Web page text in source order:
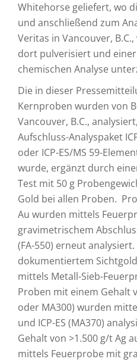
Whitehorse geliefert, wo
und anschließend zum
Veritas in Vancouver,
dort pulverisiert und
chemischen Analyse
Die in dieser
Kernproben wurden von
Vancouver, B.C.,
Aufschluss-Analyspaket
oder ICP-ES/MS 59-
wurde, ergänzt durch
Test mit 50 g
Gold bei allen Proben.
Au wurden mittels
gravimetrischem
(FA-550) erneut
dokumentiertem
mittels Metall-Sieb-
Proben mit einem Gehalt
oder MA300) wurden
und ICP-ES (MA370)
Gehalt von >1.500 g/t Ag
mittels Feuerprobe mit